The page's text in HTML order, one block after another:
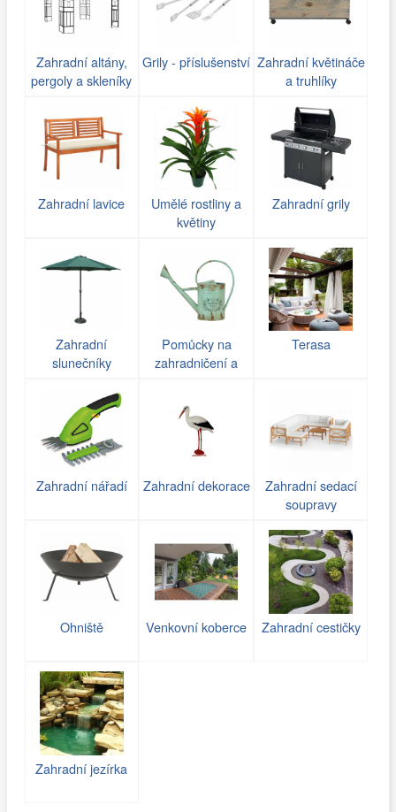
Zahradní altány,
pergoly a skleníky
Grily - příslušenství Zahradní květináče
a truhlíky
Zahradní lavice
Umělé rostliny a
květiny
Zahradní grily
Zahradní
slunečníky
Pomůcky na
zahradničení a
Terasa
Zahradní nářadí Zahradní dekorace
Zahradní sedací
soupravy
Ohniště Venkovní koberce Zahradní cestičky
Zahradní jezírka